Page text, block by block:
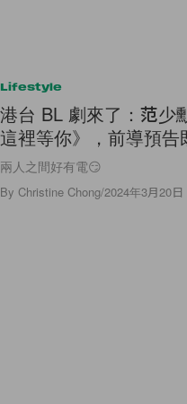
Lifestyle
港台 BL 劇來了：范少
這裡等你》，前導預告
兩人之間好有電😏
By Christine Chong/2024年3月20日